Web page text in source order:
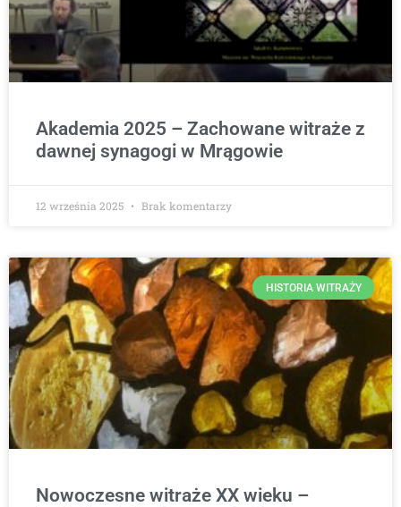
Akademia 2025 – Zachowane witraże z
dawnej synagogi w Mrągowie
12 września 2025 Brak komentarzy
HISTORIA WITRAŻY
Nowoczesne witraże XX wieku –